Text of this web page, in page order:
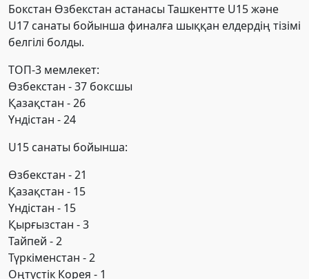
Бокстан Өзбекстан астанасы Ташкентте U15 және
U17 санаты бойынша финалға шыққан елдердің тізімі
белгілі болды.
ТОП-3 мемлекет:
Өзбекстан - 37 боксшы
Қазақстан - 26
Үндістан - 24
U15 санаты бойынша:
Өзбекстан - 21
Қазақстан - 15
Үндістан - 15
Қырғызстан - 3
Тайпей - 2
Түркіменстан - 2
Оңтүстік Корея - 1